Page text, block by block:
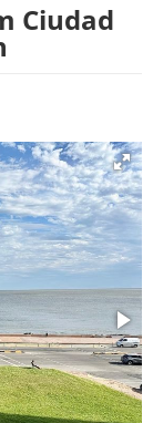
Ciudad